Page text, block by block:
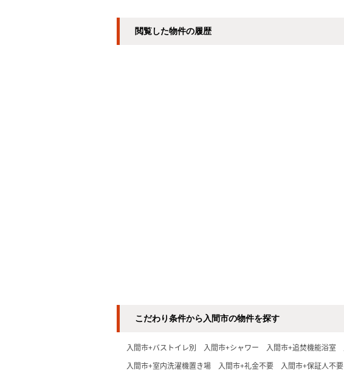
閲覧した物件の履歴
こだわり条件から入間市の物件を探す
入間市+バストイレ別 入間市+シャワー 入間市+追焚機能浴室
入間市+室内洗濯機置き場
入間市+礼金不要 入間市+保証人不要